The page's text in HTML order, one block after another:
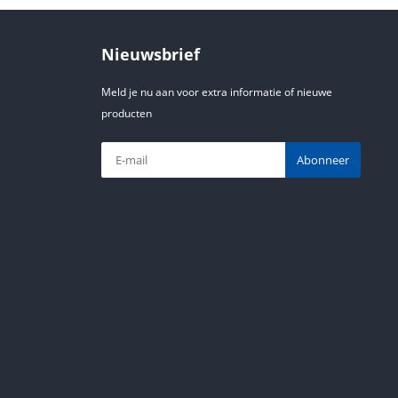
Nieuwsbrief
Meld je nu aan voor extra informatie of nieuwe
producten
Abonneer